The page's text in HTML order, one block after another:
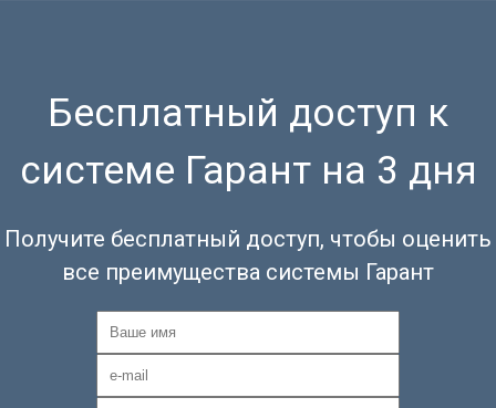
Бесплатный доступ к
системе Гарант на 3 дня
Получите бесплатный доступ, чтобы оценить
все преимущества системы Гарант